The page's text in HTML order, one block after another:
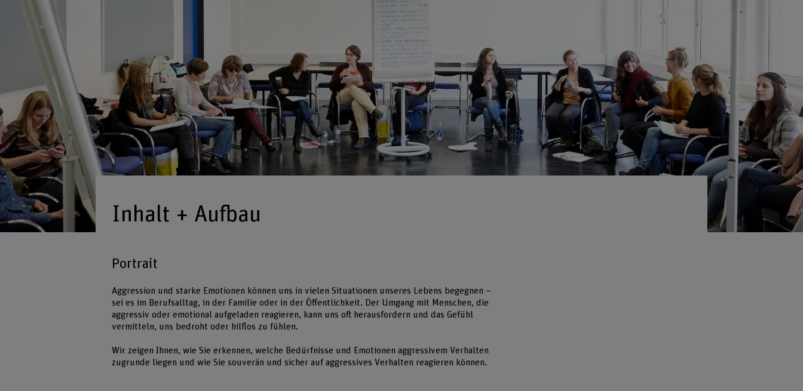
Inhalt + Aufbau
Portrait
Aggression und starke Emotionen können uns in vielen Situationen unseres Lebens begegnen –
sei es im Berufsalltag, in der Familie oder in der Öffentlichkeit. Der Umgang mit Menschen, die
aggressiv oder emotional aufgeladen reagieren, kann uns oft herausfordern und das Gefühl
vermitteln, uns bedroht oder hilflos zu fühlen.
Wir zeigen Ihnen, wie Sie erkennen, welche Bedürfnisse und Emotionen aggressivem Verhalten
zugrunde liegen und wie Sie souverän und sicher auf aggressives Verhalten reagieren können.